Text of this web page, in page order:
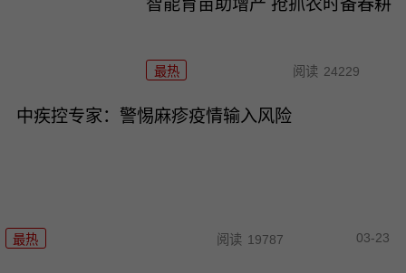
智能育苗助增产 抢抓农时备春耕
最热 阅读 24229
中疾控专家：警惕麻疹疫情输入风险
最热 阅读 19787 03-23